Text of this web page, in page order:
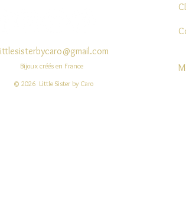
littlesisterbycaro@gmail.com
Bijoux créés en France
© 2026 Little Sister by Caro